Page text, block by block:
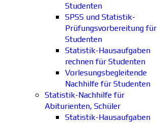
Studenten
SPSS und Statistik-
Prüfungsvorbereitung für
Studenten
Statistik-Hausaufgaben
rechnen für Studenten
Vorlesungsbegleitende
Nachhilfe für Studenten
Statistik-Nachhilfe für
Abiturienten, Schüler
Statistik-Hausaufgaben